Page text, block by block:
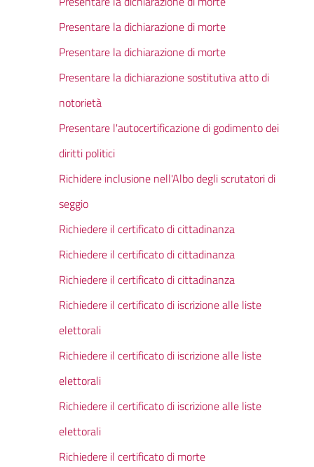
Presentare la dichiarazione di morte
Presentare la dichiarazione di morte
Presentare la dichiarazione sostitutiva atto di
notorietà
Presentare l'autocertificazione di godimento dei
diritti politici
Richidere inclusione nell'Albo degli scrutatori di
seggio
Richiedere il certificato di cittadinanza
Richiedere il certificato di cittadinanza
Richiedere il certificato di cittadinanza
Richiedere il certificato di iscrizione alle liste
elettorali
Richiedere il certificato di iscrizione alle liste
elettorali
Richiedere il certificato di iscrizione alle liste
elettorali
Richiedere il certificato di morte